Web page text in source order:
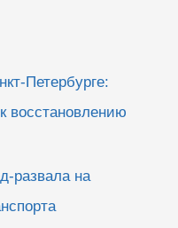
Петербурге:
восстановлению
развала на